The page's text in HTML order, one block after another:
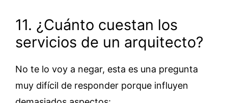
11. ¿Cuánto cuestan los
servicios de un arquitecto?
No te lo voy a negar, esta es una pregunta
muy difícil de responder porque influyen